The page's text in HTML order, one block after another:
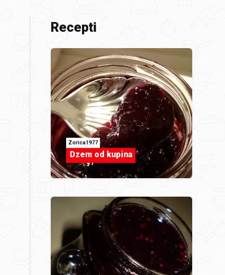
Recepti
Zorica1977
Dzem od kupina